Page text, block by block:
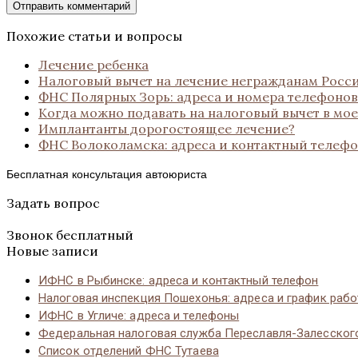
Похожие статьи и вопросы
Лечение ребенка
Налоговый вычет на лечение негражданам
ФНС Полярных Зорь: адреса и номера телефонов
Когда можно подавать на налоговый вычет в
Имплантанты дорогостоящее лечение?
ФНС Волоколамска: адреса и контактный
Бесплатная консультация автоюриста
Задать вопрос
Звонок бесплатный
Новые записи
ИФНС в Рыбинске: адреса и контактный телефон
Налоговая инспекция Пошехонья: адреса и график
ИФНС в Угличе: адреса и телефоны
Федеральная налоговая служба Переславля-
Список отделений ФНС Тутаева